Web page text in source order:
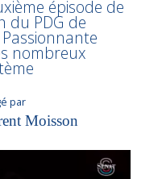
épisode de
du PDG de
nombreux
par
Moisson